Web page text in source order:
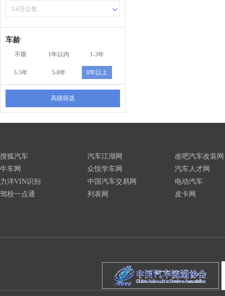
3-6万公里
车龄
不限 1年以内 1-3年
3-5年 5-8年 8年以上
高级筛选
搜狐汽车
牛车网
力洋VIN识别
驾校一点通
汽车江湖网
众悦学车网
中国汽车交易网
列表网
改吧汽车改装网
汽车人才网
电动汽车
皮卡网